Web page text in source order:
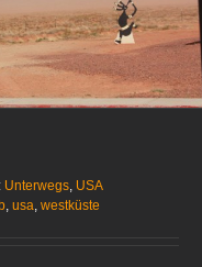
Unterwegs, USA
, usa, westküste